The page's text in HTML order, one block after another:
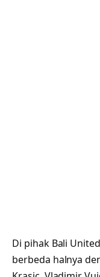
Di pihak Bali
berbeda halnya